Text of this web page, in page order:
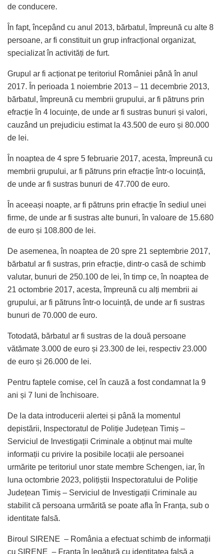
de conducere.
În fapt, începând cu anul 2013, bărbatul, împreună cu alte 8
persoane, ar fi constituit un grup infracțional organizat,
specializat în activități de furt.
Grupul ar fi acționat pe teritoriul României până în anul
2017. În perioada 1 noiembrie 2013 – 11 decembrie 2013,
bărbatul, împreună cu membrii grupului, ar fi pătruns prin
efracție în 4 locuințe, de unde ar fi sustras bunuri și valori,
cauzând un prejudiciu estimat la 43.500 de euro și 80.000
de lei.
În noaptea de 4 spre 5 februarie 2017, acesta, împreună cu
membrii grupului, ar fi pătruns prin efracție într-o locuință,
de unde ar fi sustras bunuri de 47.700 de euro.
În aceeași noapte, ar fi pătruns prin efracție în sediul unei
firme, de unde ar fi sustras alte bunuri, în valoare de 15.680
de euro și 108.800 de lei.
De asemenea, în noaptea de 20 spre 21 septembrie 2017,
bărbatul ar fi sustras, prin efracție, dintr-o casă de schimb
valutar, bunuri de 250.100 de lei, în timp ce, în noaptea de
21 octombrie 2017, acesta, împreună cu alți membrii ai
grupului, ar fi pătruns într-o locuință, de unde ar fi sustras
bunuri de 70.000 de euro.
Totodată, bărbatul ar fi sustras de la două persoane
vătămate 3.000 de euro și 23.300 de lei, respectiv 23.000
de euro și 26.000 de lei.
Pentru faptele comise, cel în cauză a fost condamnat la 9
ani și 7 luni de închisoare.
De la data introducerii alertei și până la momentul
depistării, Inspectoratul de Poliție Județean Timiș –
Serviciul de Investigații Criminale a obținut mai multe
informații cu privire la posibile locații ale persoanei
urmărite pe teritoriul unor state membre Schengen, iar, în
luna octombrie 2023, polițiștii Inspectoratului de Poliție
Județean Timiș – Serviciul de Investigații Criminale au
stabilit că persoana urmărită se poate afla în Franța, sub o
identitate falsă.
Biroul SIRENE – România a efectuat schimb de informații
cu SIRENE – Franța în legătură cu identitatea falsă a